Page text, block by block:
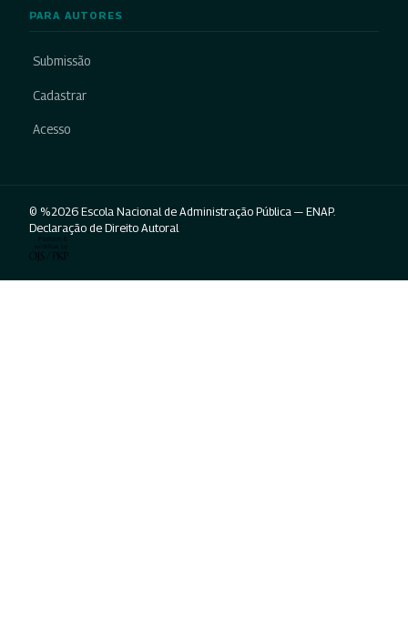
PARA AUTORES
Submissão
Cadastrar
Acesso
© %2026 Escola Nacional de Administração Pública — ENAP.
Declaração de Direito Autoral